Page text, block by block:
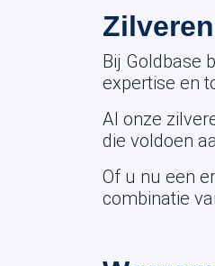
Bij Goldbase
expertise en
Al onze
die voldoen
Of u nu een
combinatie